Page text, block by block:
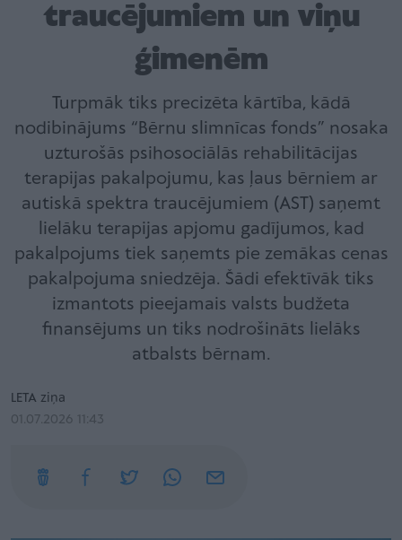
traucējumiem un viņu
ģimenēm
Turpmāk tiks precizēta kārtība, kādā
nodibinājums “Bērnu slimnīcas fonds” nosaka
uzturošās psihosociālās rehabilitācijas
terapijas pakalpojumu, kas ļaus bērniem ar
autiskā spektra traucējumiem (AST) saņemt
lielāku terapijas apjomu gadījumos, kad
pakalpojums tiek saņemts pie zemākas cenas
pakalpojuma sniedzēja. Šādi efektīvāk tiks
izmantots pieejamais valsts budžeta
finansējums un tiks nodrošināts lielāks
atbalsts bērnam.
LETA ziņa
01.07.2026 11:43